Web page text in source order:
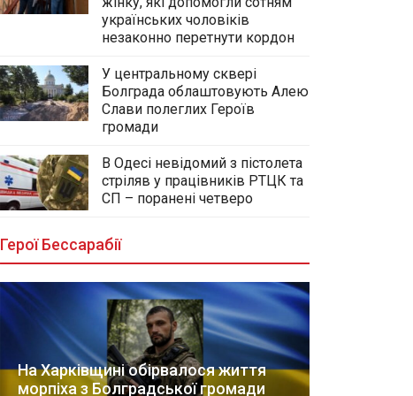
українських чоловіків
незаконно перетнути кордон
У центральному сквері
Болграда облаштовують Алею
Слави полеглих Героїв
громади
В Одесі невідомий з пістолета
стріляв у працівників РТЦК та
СП – поранені четверо
Герої Бессарабії
На Харківщині обірвалося життя
морпіха з Болградської громади